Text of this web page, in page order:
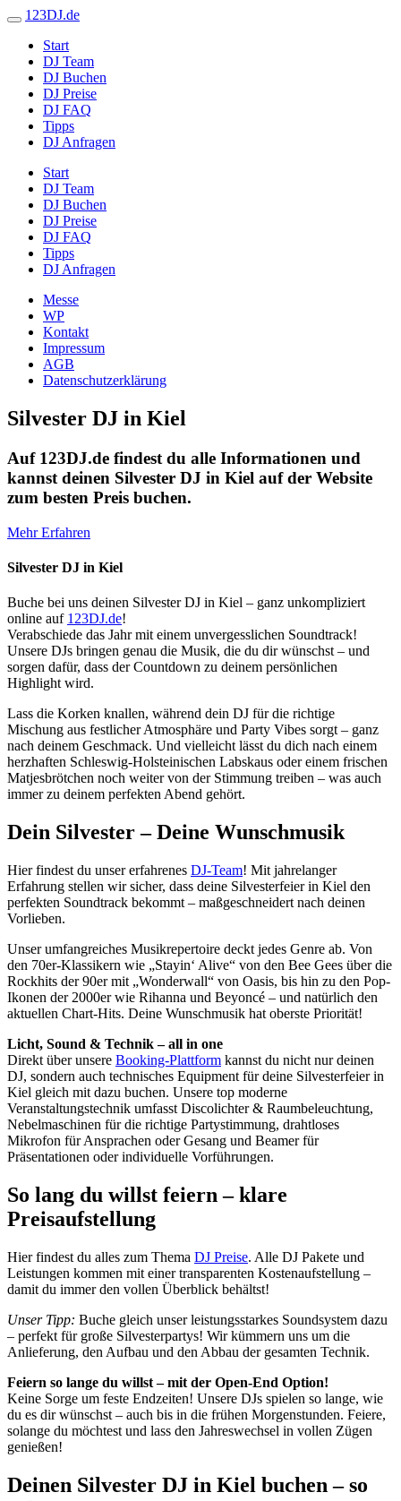
123DJ.de
Start
DJ Team
DJ Buchen
DJ Preise
DJ FAQ
Tipps
DJ Anfragen
Start
DJ Team
DJ Buchen
DJ Preise
DJ FAQ
Tipps
DJ Anfragen
Messe
WP
Kontakt
Impressum
AGB
Datenschutzerklärung
Silvester DJ in Kiel
Auf 123DJ.de findest du alle Informationen und
kannst deinen Silvester DJ in Kiel auf der Website
zum besten Preis buchen.
Mehr Erfahren
Silvester DJ in Kiel
Buche bei uns deinen Silvester DJ in Kiel – ganz unkompliziert
online auf 123DJ.de!
Verabschiede das Jahr mit einem unvergesslichen Soundtrack!
Unsere DJs bringen genau die Musik, die du dir wünschst – und
sorgen dafür, dass der Countdown zu deinem persönlichen
Highlight wird.
Lass die Korken knallen, während dein DJ für die richtige
Mischung aus festlicher Atmosphäre und Party Vibes sorgt – ganz
nach deinem Geschmack. Und vielleicht lässt du dich nach einem
herzhaften Schleswig-Holsteinischen Labskaus oder einem frischen
Matjesbrötchen noch weiter von der Stimmung treiben – was auch
immer zu deinem perfekten Abend gehört.
Dein Silvester – Deine Wunschmusik
Hier findest du unser erfahrenes DJ-Team! Mit jahrelanger
Erfahrung stellen wir sicher, dass deine Silvesterfeier in Kiel den
perfekten Soundtrack bekommt – maßgeschneidert nach deinen
Vorlieben.
Unser umfangreiches Musikrepertoire deckt jedes Genre ab. Von
den 70er-Klassikern wie „Stayin‘ Alive“ von den Bee Gees über die
Rockhits der 90er mit „Wonderwall“ von Oasis, bis hin zu den Pop-
Ikonen der 2000er wie Rihanna und Beyoncé – und natürlich den
aktuellen Chart-Hits. Deine Wunschmusik hat oberste Priorität!
Licht, Sound & Technik – all in one
Direkt über unsere Booking-Plattform kannst du nicht nur deinen
DJ, sondern auch technisches Equipment für deine Silvesterfeier in
Kiel gleich mit dazu buchen. Unsere top moderne
Veranstaltungstechnik umfasst Discolichter & Raumbeleuchtung,
Nebelmaschinen für die richtige Partystimmung, drahtloses
Mikrofon für Ansprachen oder Gesang und Beamer für
Präsentationen oder individuelle Vorführungen.
So lang du willst feiern – klare
Preisaufstellung
Hier findest du alles zum Thema DJ Preise. Alle DJ Pakete und
Leistungen kommen mit einer transparenten Kostenaufstellung –
damit du immer den vollen Überblick behältst!
Unser Tipp: Buche gleich unser leistungsstarkes Soundsystem dazu
– perfekt für große Silvesterpartys! Wir kümmern uns um die
Anlieferung, den Aufbau und den Abbau der gesamten Technik.
Feiern so lange du willst – mit der Open-End Option!
Keine Sorge um feste Endzeiten! Unsere DJs spielen so lange, wie
du es dir wünschst – auch bis in die frühen Morgenstunden. Feiere,
solange du möchtest und lass den Jahreswechsel in vollen Zügen
genießen!
Deinen Silvester DJ in Kiel buchen – so